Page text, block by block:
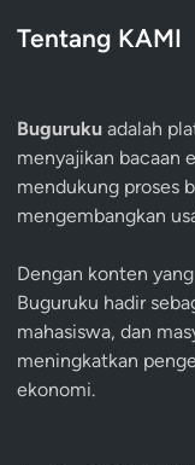
Tentang KAMI
Buguruku adalah
menyajikan bacaan
mendukung proses
mengembangkan
Dengan konten
Buguruku hadir
mahasiswa, dan
meningkatkan
ekonomi.